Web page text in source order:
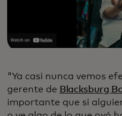
"Ya casi nunca vemos
gerente de Blacksburg
importante que si